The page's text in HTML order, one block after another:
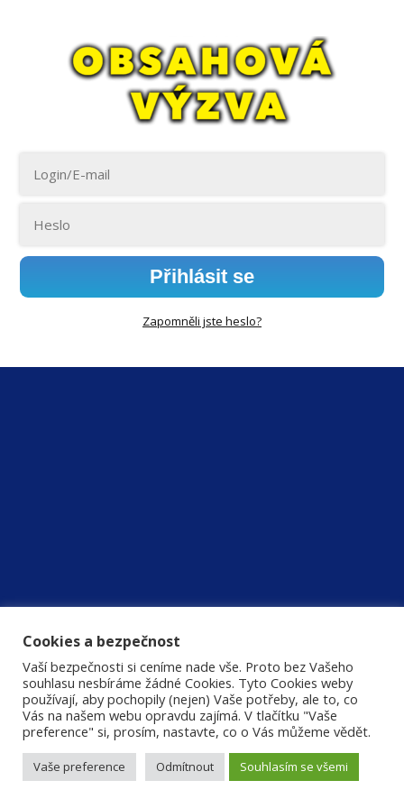
Přihlásit se
Zapomněli jste heslo?
Cookies a bezpečnost
Vaší bezpečnosti si ceníme nade vše. Proto bez Vašeho
souhlasu nesbíráme žádné Cookies. Tyto Cookies weby
používají, aby pochopily (nejen) Vaše potřeby, ale to, co
Vás na našem webu opravdu zajímá. V tlačítku "Vaše
preference" si, prosím, nastavte, co o Vás můžeme vědět.
Vaše preference Odmítnout Souhlasím se všemi